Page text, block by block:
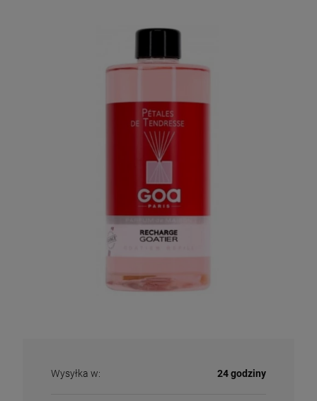
Wysyłka w: 24 godziny